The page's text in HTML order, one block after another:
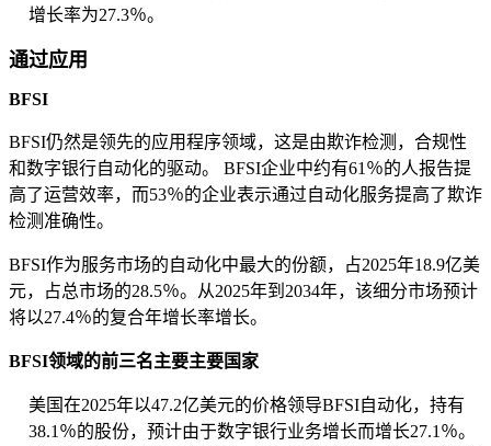
增长率为27.3％。
通过应用
BFSI
BFSI仍然是领先的应用程序领域，这是由欺诈检测，合规性
和数字银行自动化的驱动。 BFSI企业中约有61％的人报告提
高了运营效率，而53％的企业表示通过自动化服务提高了欺诈
检测准确性。
BFSI作为服务市场的自动化中最大的份额，占2025年18.9亿美
元，占总市场的28.5％。从2025年到2034年，该细分市场预计
将以27.4％的复合年增长率增长。
BFSI领域的前三名主要主要国家
美国在2025年以47.2亿美元的价格领导BFSI自动化，持有
38.1％的股份，预计由于数字银行业务增长而增长27.1％。